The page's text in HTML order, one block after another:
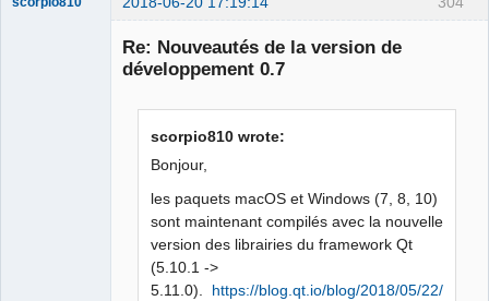
Re: Nouveautés de la version de
développement 0.7
scorpio810 wrote:
Bonjour,
les paquets macOS et Windows (7, 8, 10)
sont maintenant compilés avec la nouvelle
version des librairies du framework Qt
(5.10.1 ->
5.11.0). https://blog.qt.io/blog/2018/05/22/qt-